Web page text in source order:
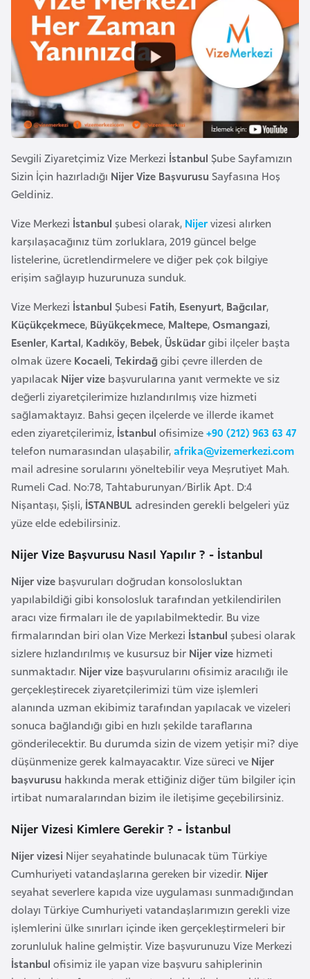
Sevgili Ziyaretçimiz Vize Merkezi İstanbul Şube Sayfamızın
Sizin İçin hazırladığı Nijer Vize Başvurusu Sayfasına Hoş
Geldiniz.
Vize Merkezi İstanbul şubesi olarak, Nijervizesi alırken
karşılaşacağınız tüm zorluklara, 2019 güncel belge
listelerine, ücretlendirmelere ve diğer pek çok bilgiye
erişim sağlayıp huzurunuza sunduk.
Vize Merkezi İstanbul Şubesi Fatih, Esenyurt, Bağcılar,
Küçükçekmece, Büyükçekmece, Maltepe,Osmangazi,
Esenler, Kartal, Kadıköy, Bebek, Üsküdargibi ilçeler başta
olmak üzere Kocaeli,Tekirdağgibi çevre illerden de
yapılacak Nijer vize başvurularına yanıt vermekte ve siz
değerli ziyaretçilerimize hızlandırılmış vize hizmeti
sağlamaktayız. Bahsi geçen ilçelerde ve illerde ikamet
eden ziyaretçilerimiz, İstanbul ofisimize+90 (212) 963 63 47
telefon numarasından ulaşabilir,afrika@vizemerkezi.com
mail adresine sorularını yöneltebilir veya Meşrutiyet Mah.
Rumeli Cad. No:78, Tahtaburunyan/Birlik Apt. D:4
Nişantaşı, Şişli, İSTANBUL adresinden gerekli belgeleri yüz
yüze elde edebilirsiniz.
Nijer Vize Başvurusu Nasıl Yapılır ? - İstanbul
Nijer vize başvuruları doğrudan konsolosluktan
yapılabildiği gibi konsolosluk tarafından yetkilendirilen
aracı vize firmaları ile de yapılabilmektedir. Bu vize
firmalarından biri olan Vize Merkezi İstanbul şubesi olarak
sizlere hızlandırılmış ve kusursuz bir Nijer vize hizmeti
sunmaktadır. Nijer vize başvurularını ofisimiz aracılığı ile
gerçekleştirecek ziyaretçilerimizi tüm vize işlemleri
alanında uzman ekibimiz tarafından yapılacak ve vizeleri
sonuca bağlandığı gibi en hızlı şekilde taraflarına
gönderilecektir. Bu durumda sizin de vizem yetişir mi? diye
düşünmenize gerek kalmayacaktır. Vize süreci ve Nijer
başvurusu hakkında merak ettiğiniz diğer tüm bilgiler için
irtibat numaralarından bizim ile iletişime geçebilirsiniz.
Nijer Vizesi Kimlere Gerekir ? - İstanbul
Nijer vizesi Nijer seyahatinde bulunacak tüm Türkiye
Cumhuriyeti vatandaşlarına gereken bir vizedir. Nijer
seyahat severlere kapıda vize uygulaması sunmadığından
dolayı Türkiye Cumhuriyeti vatandaşlarımızın gerekli vize
işlemlerini ülke sınırları içinde iken gerçekleştirmeleri bir
zorunluluk haline gelmiştir. Vize başvurunuzu Vize Merkezi
İstanbul ofisimiz ile yapan vize başvuru sahiplerinin
y
n
B
a
n
g
a
d
e
ş
B
e
l
a
r
u
s
B
e
l
ç
k
a
B
e
n
i
n
B
o
s
n
a
H
e
r
s
e
k
B
u